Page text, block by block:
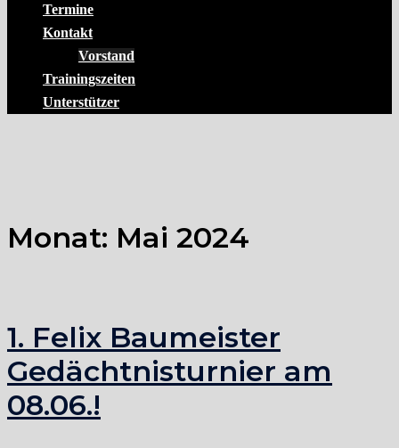
Termine
Kontakt
Vorstand
Trainingszeiten
Unterstützer
Monat: Mai 2024
1. Felix Baumeister
Gedächtnisturnier am
08.06.!